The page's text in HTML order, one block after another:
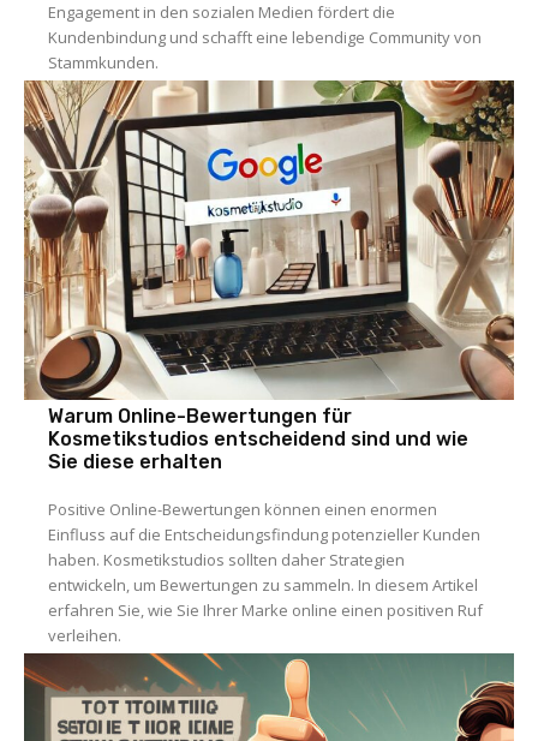
Engagement in den sozialen Medien fördert die
Kundenbindung und schafft eine lebendige Community von
Stammkunden.
Warum Online-Bewertungen für
Kosmetikstudios entscheidend sind und wie
Sie diese erhalten
Positive Online-Bewertungen können einen enormen
Einfluss auf die Entscheidungsfindung potenzieller Kunden
haben. Kosmetikstudios sollten daher Strategien
entwickeln, um Bewertungen zu sammeln. In diesem Artikel
erfahren Sie, wie Sie Ihrer Marke online einen positiven Ruf
verleihen.